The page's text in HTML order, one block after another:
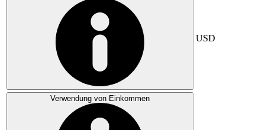
USD
Verwendung von Einkommen